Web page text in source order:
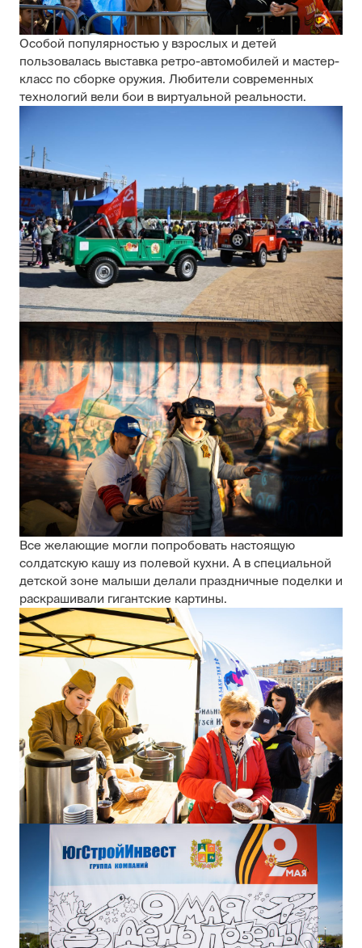
Особой популярностью у взрослых и детей
пользовалась выставка ретро-автомобилей и мастер-
класс по сборке оружия. Любители современных
технологий вели бои в виртуальной реальности.
Все желающие могли попробовать настоящую
солдатскую кашу из полевой кухни. А в специальной
детской зоне малыши делали праздничные поделки и
раскрашивали гигантские картины.